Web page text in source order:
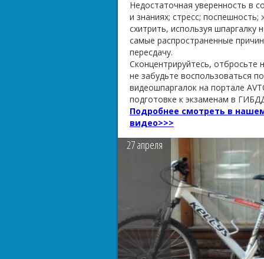
Недостаточная уверенность в
и знаниях; стресс; поспешность;
схитрить, используя шпаргалку
самые распространенные
пересдачу.
Сконцентрируйтесь, отбросьте
не забудьте воспользоваться
видеошпаргалок на портале
подготовке к экзаменам в
Подробнее смотреть в
видео>>>
27апреля